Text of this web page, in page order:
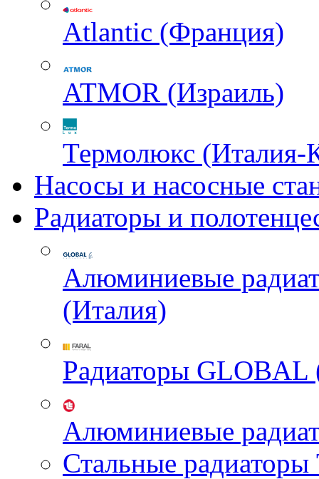
Atlantic (Франция)
ATMOR (Израиль)
Термолюкс (Италия-
Насосы и насосные
Радиаторы и
Алюминиевые
(Италия)
Радиаторы GLOBAL
Алюминиевые
Стальные